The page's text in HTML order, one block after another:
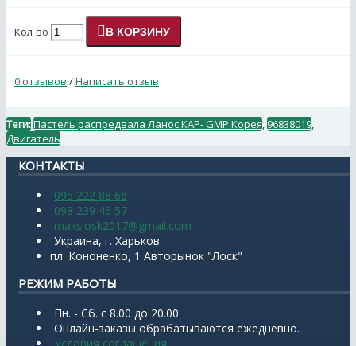
Кол-во В КОРЗИНУ
0 отзывов /Написать отзыв
Теги:Пастель распредвала Ланос КАР- GMP Корея 96838019
Двигатель
КОНТАКТЫ
095 222 88 66
098 239 46 57
makslosk2017@gmail.com
Украина, г. Харьков
пл. Кононенко, 1 Авторынок "Лоск"
РЕЖИМ РАБОТЫ
Пн. - Сб. с 8.00 до 20.00
Онлайн-заказы обрабатываются ежедневно.
Условия соглашения